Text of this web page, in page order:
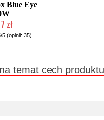
Blue Eye
zł
w 24h)
5 (opinii: 35)
temat cech produktu